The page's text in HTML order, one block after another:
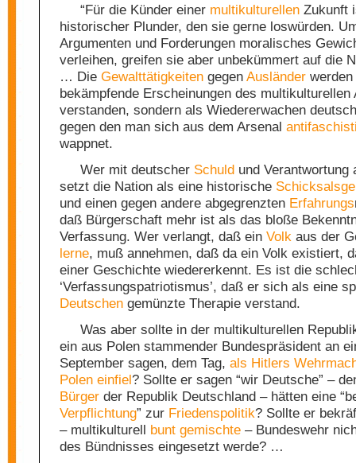
“Für die Künder einer multikulturellen Zukunft
historischer Plunder, den sie gerne loswürden.
Argumenten und Forderungen moralisches
verleihen, greifen sie aber unbekümmert auf die
… Die Gewalttätigkeiten gegen Ausländer
bekämpfende Erscheinungen des multikulturellen
verstanden, sondern als Wiedererwachen
gegen den man sich aus dem Arsenal
wappnet.
Wer mit deutscher Schuld und Verantwortung
setzt die Nation als eine historische
und einen gegen andere abgegrenzten Erfahrungs
daß Bürgerschaft mehr ist als das bloße
Verfassung. Wer verlangt, daß ein Volk aus der
lerne, muß annehmen, daß da ein Volk existiert,
einer Geschichte wiedererkennt. Es ist die
‘Verfassungspatriotismus’, daß er sich als eine
Deutschen gemünzte Therapie verstand.
Was aber sollte in der multikulturellen
ein aus Polen stammender Bundespräsident an
September sagen, dem Tag, als Hitlers
Polen einfiel? Sollte er sagen “wir Deutsche” –
Bürger der Republik Deutschland – hätten eine
Verpflichtung” zur Friedenspolitik? Sollte er
– multikulturell bunt gemischte – Bundeswehr
des Bündnisses eingesetzt werde? …